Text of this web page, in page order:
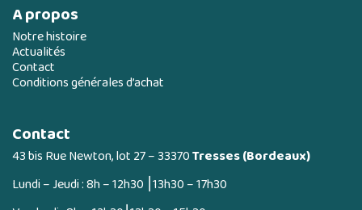
A propos
Notre histoire
Actualités
Contact
Conditions générales d’achat
Contact
43 bis Rue Newton, lot 27 – 33370Tresses (Bordeaux)
Lundi – Jeudi : 8h – 12h30 ⎮13h30 – 17h30